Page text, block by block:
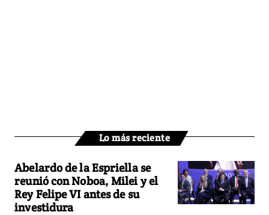
Lo más reciente
Abelardo de la Espriella se
reunió con Noboa, Milei y el
Rey Felipe VI antes de su
investidura